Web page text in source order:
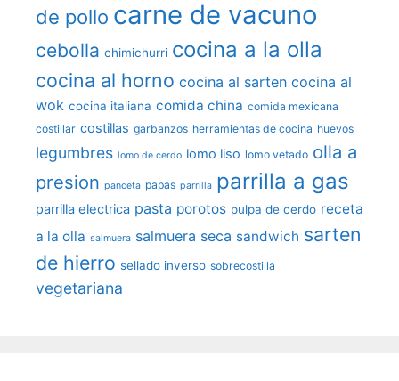
de pollo carne de vacuno
cebolla chimichurri cocina a la olla
cocina al horno cocina al sarten cocina al
wok cocina italiana comida china comida mexicana
costillar costillas garbanzos herramientas de cocina huevos
legumbres lomo de cerdo lomo liso lomo vetado olla a
presion panceta papas parrilla parrilla a gas
parrilla electrica pasta porotos pulpa de cerdo receta
a la olla salmuera salmuera seca sandwich sarten
de hierro sellado inverso sobrecostilla
vegetariana